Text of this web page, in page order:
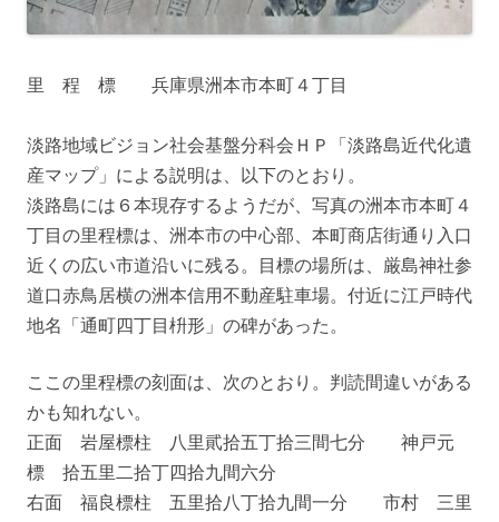
里 程 標 兵庫県洲本市本町４丁目
淡路地域ビジョン社会基盤分科会ＨＰ「淡路島近代化遺
産マップ」による説明は、以下のとおり。
淡路島には６本現存するようだが、写真の洲本市本町４
丁目の里程標は、洲本市の中心部、本町商店街通り入口
近くの広い市道沿いに残る。目標の場所は、厳島神社参
道口赤鳥居横の洲本信用不動産駐車場。付近に江戸時代
地名「通町四丁目枡形」の碑があった。
ここの里程標の刻面は、次のとおり。判読間違いがある
かも知れない。
正面 岩屋標柱 八里貮拾五丁拾三間七分 神戸元
標 拾五里二拾丁四拾九間六分
右面 福良標柱 五里拾八丁拾九間一分 市村 三里